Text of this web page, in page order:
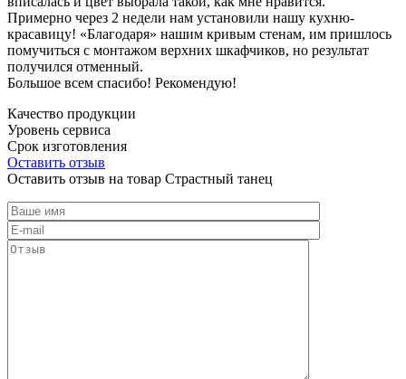
Примерно через 2 недели нам установили нашу кухню-
красавицу! «Благодаря» нашим кривым стенам, им пришлось
помучиться с монтажом верхних шкафчиков, но результат
получился отменный.
Большое всем спасибо! Рекомендую!
Качество продукции
Уровень сервиса
Срок изготовления
Оставить отзыв
Оставить отзыв на товар Страстный танец